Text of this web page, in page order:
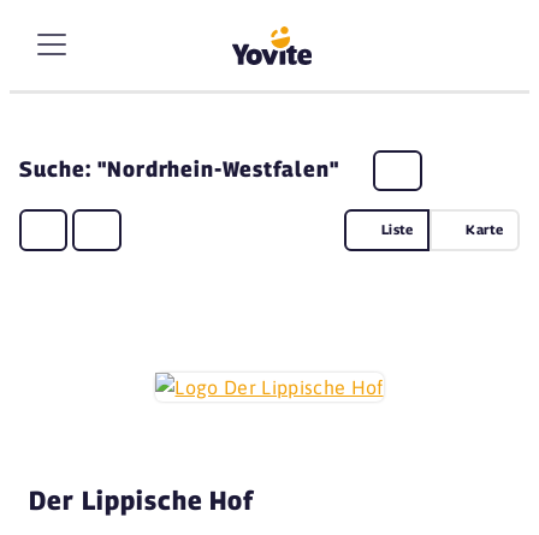
Suche: "Nordrhein-Westfalen"
Liste Karte
Der Lippische Hof